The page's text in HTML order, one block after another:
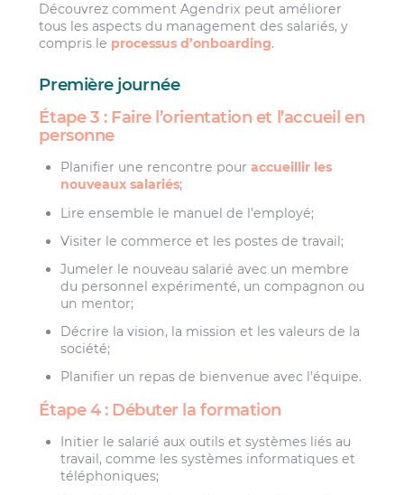
Découvrez comment Agendrix peut améliorer
tous les aspects du management des salariés, y
compris le processus d’onboarding.
Première journée
Étape 3 : Faire l’orientation et l’accueil en
personne
Planifier une rencontre pouraccueillir les
nouveaux salariés;
Lire ensemble le manuel de l’employé;
Visiter le commerce et les postes de travail;
Jumeler le nouveau salarié avec un membre
du personnel expérimenté, un compagnon ou
un mentor;
Décrire la vision, la mission et les valeurs de la
société;
Planifier un repas de bienvenue avec l’équipe.
Étape 4 : Débuter la formation
Initier le salarié aux outils et systèmes liés au
travail, comme les systèmes informatiques et
téléphoniques;